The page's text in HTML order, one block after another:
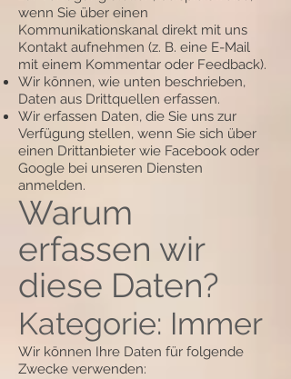
wenn Sie über einen
Kommunikationskanal direkt mit uns
Kontakt aufnehmen (z. B. eine E-Mail
mit einem Kommentar oder Feedback).
Wir können, wie unten beschrieben,
Daten aus Drittquellen erfassen.
Wir erfassen Daten, die Sie uns zur
Verfügung stellen, wenn Sie sich über
einen Drittanbieter wie Facebook oder
Google bei unseren Diensten
anmelden.
Warum
erfassen wir
diese Daten?
Kategorie: Immer
Wir können Ihre Daten für folgende
Zwecke verwenden: